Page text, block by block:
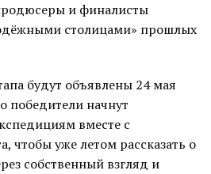
и финалисты
столицами» прошлых
будут объявлены 24 мая
победители начнут
вместе с
чтобы уже летом рассказать о
собственный взгляд и